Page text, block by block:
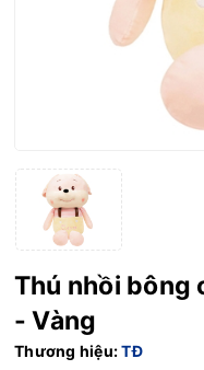
Thú nhồi bông
- Vàng
Thương hiệu:TĐ